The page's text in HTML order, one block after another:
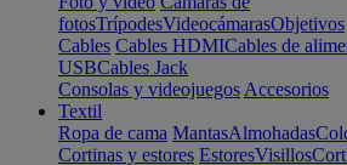
fotosTrípodesVideocámarasObjetivos
Cables Cables HDMICables de
USBCables Jack
Consolas y videojuegos Accesorios
Textil
Ropa de cama MantasAlmohadas
Cortinas y estores EstoresVisillos